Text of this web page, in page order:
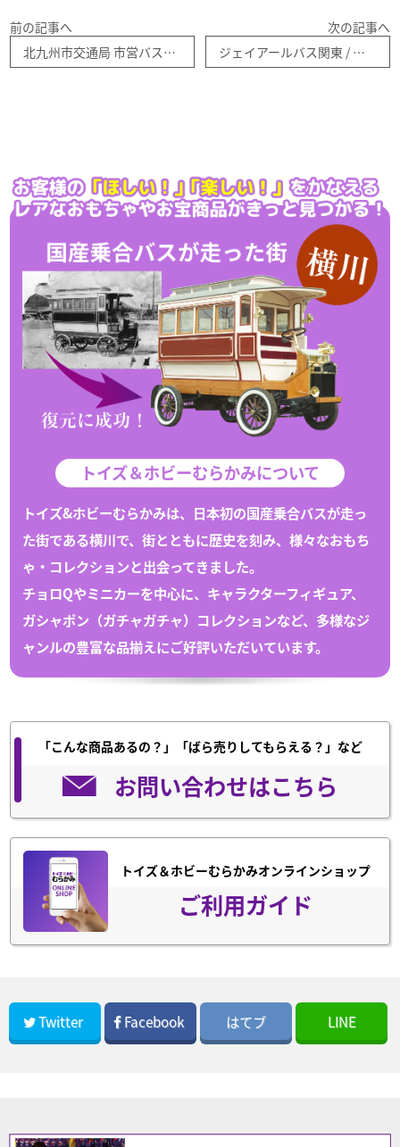
前の記事へ
北九州市交通局 市営バス９０周年２台セット 1/150
次の記事へ
ジェイアールバス関東 / 日野ブルーリボンＲＵ６３８ＢＢ （東京都渋谷区中野区） バスコレ第２７弾
トイズ＆ホビーむらかみについて
トイズ&ホビーむらかみは、日本初の国産乗合バスが走っ
た街である横川で、街とともに歴史を刻み、様々なおもち
ゃ ・ コレクションと出会ってきました。
チョロQやミニカーを中心に、キャラクターフィギュア、
ガシャポン（ガチャガチャ） コレクションなど、多様なジ
ャンルの豊富な品揃えにご好評いただいています。
「こんな商品あるの？」「ばら売りしてもらえる？」など
お問い合わせはこちら
トイズ＆ホビーむらかみオンラインショップ
ご利用ガイド
Twitter Facebook はてブ LINE